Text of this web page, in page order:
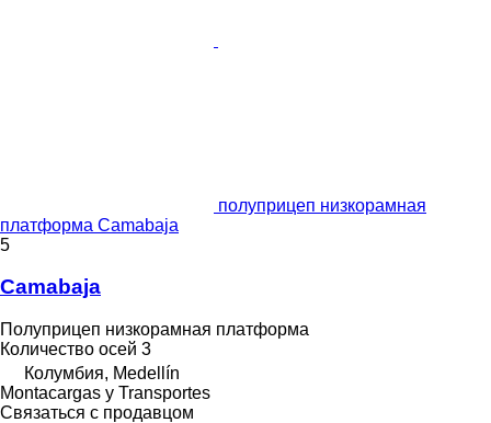
полуприцеп низкорамная
платформа Camabaja
5
Camabaja
Полуприцеп низкорамная платформа
Количество осей 3
Колумбия, Medellín
Montacargas y Transportes
Связаться с продавцом